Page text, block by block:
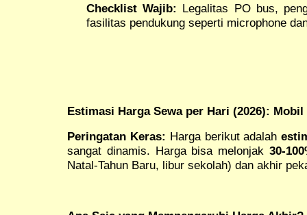
Checklist Wajib: Legalitas PO bus,
fasilitas pendukung seperti microphone
Estimasi Harga Sewa per Hari (2026):
Peringatan Keras: Harga berikut adalah
sangat dinamis. Harga bisa melonjak30-
Natal-Tahun Baru, libur sekolah) dan akhir